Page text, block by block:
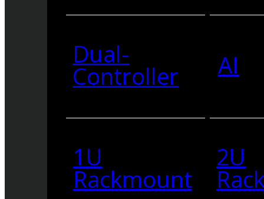
Dual-
Controller AI
1U
Rackmount
2U